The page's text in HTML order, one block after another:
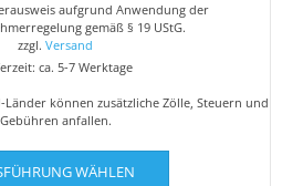
aufgrund Anwendung der
gemäß § 19 UStG.
zzgl. Versand
ca. 5-7 Werktage
Länder können zusätzliche Zölle, Steuern und
Gebühren anfallen.
WÄHLEN
Dieses